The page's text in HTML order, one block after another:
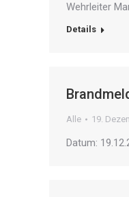
Wehrleiter
Details
Alle 19.
Datum: